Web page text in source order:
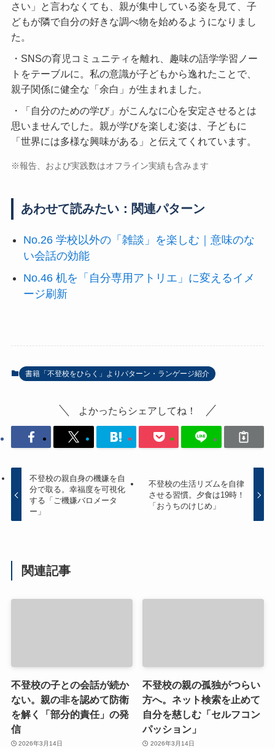
さい」と言わなくても、親が集中している姿を見て、子
どもが隣で自分の好きな調べ物を始めるようになりまし
た。
・SNSの育児コミュニティを離れ、趣味の語学学習ノー
トをテーブルに。私の意識が子どもから逸れたことで、
親子関係に健全な「余白」が生まれました。
・「自分のための学び」がこんなに心を安定させるとは
思いませんでした。親が学びを楽しむ姿は、子どもに
「世界には多様な興味がある」と伝えてくれています。
※報告、および実践数はオフライン実績も含みます
あわせて読みたい：関連パターン
No.26 学校以外の「雑談」を楽しむ｜意味のな
い会話の効能
No.46 机を「自分専用アトリエ」に変えるイメ
ージ刷新
書籍「不登校をひらく」よりパターン・ランゲージ紹介
よかったらシェアしてね！
不登校の親自身の機嫌を自
分で取る。幸福度を可視化
する「ご機嫌バロメータ
ー」
不登校の生活リズムを自律
させる習慣。夕食は19時！
「おうちのけじめ」
関連記事
不登校の子との会話が続か
ない。親の非を認めて防衛
を解く「部分的責任」の発
信
2026年3月14日
不登校の親の孤独がつらい
方へ。ネット検索を止めて
自分を慈しむ「セルフコン
パッション」
2026年3月14日